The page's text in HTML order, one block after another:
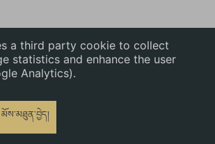
a third party cookie to collect
statistics and enhance the user
Analytics).
མོས་མཐུན་བྱེད།